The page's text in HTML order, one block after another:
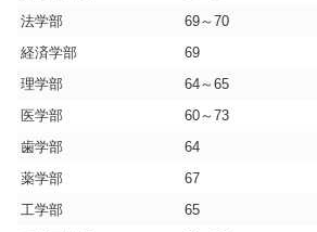
法学部
69～70
経済学部
69
理学部
64～65
医学部
60～73
歯学部
64
薬学部
67
工学部
65